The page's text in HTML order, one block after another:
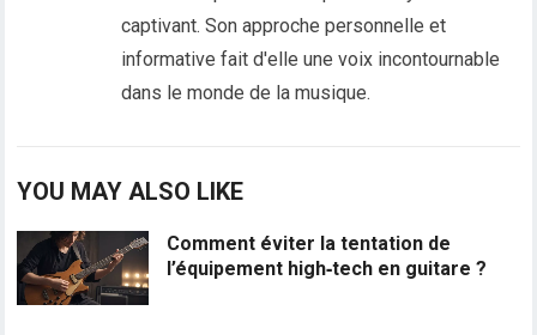
captivant. Son approche personnelle et
informative fait d'elle une voix incontournable
dans le monde de la musique.
YOU MAY ALSO LIKE
Comment éviter la tentation de
l’équipement high‑tech en guitare ?